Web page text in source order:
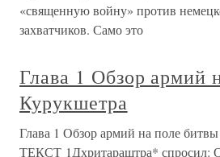
«священную войну» против
захватчиков. Само это
Глава 1 Обзор армий
Курукшетра
Глава 1 Обзор армий на поле
ТЕКСТ 1Дхритараштра* спросил: